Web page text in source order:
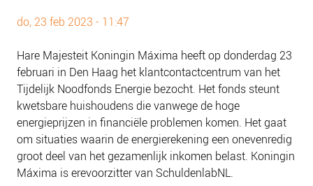
VISIE EN MISSIE
HET TEAM
ONZE PARTNERS
VACATURES
IN DE MEDIA
OVER NCFG
do, 23 feb 2023 - 11:47
Hare Majesteit Koningin Máxima heeft op donderdag 23
februari in Den Haag het klantcontactcentrum van het
Tijdelijk Noodfonds Energie bezocht. Het fonds steunt
kwetsbare huishoudens die vanwege de hoge
energieprijzen in financiële problemen komen. Het gaat
om situaties waarin de energierekening een onevenredig
groot deel van het gezamenlijk inkomen belast. Koningin
Máxima is erevoorzitter van SchuldenlabNL.